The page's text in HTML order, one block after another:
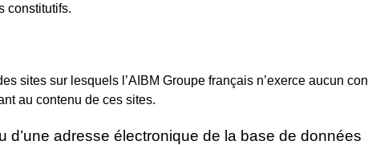
constitutifs.
sites sur lesquels l’AIBM Groupe français n’exerce aucun
au contenu de ces sites.
d’une adresse électronique de la base de données